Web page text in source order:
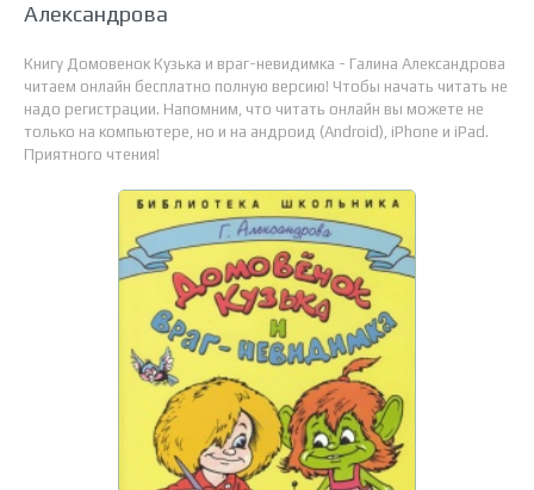
Александрова
Книгу Домовенок Кузька и враг-невидимка - Галина Александрова
читаем онлайн бесплатно полную версию! Чтобы начать читать не
надо регистрации. Напомним, что читать онлайн вы можете не
только на компьютере, но и на андроид (Android), iPhone и iPad.
Приятного чтения!